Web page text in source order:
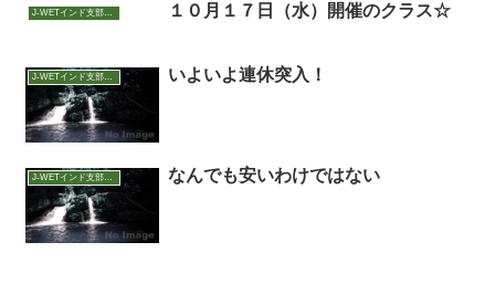
J-WETインド支部～ヨガのこころ～ １０月１７日（水）開催のクラス☆
J-WETインド支部～ヨガのこころ～ いよいよ連休突入！
J-WETインド支部～ヨガのこころ～ なんでも安いわけではない